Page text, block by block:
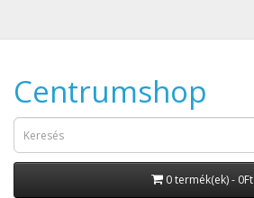
Centrumshop
0 termék(ek) - 0Ft